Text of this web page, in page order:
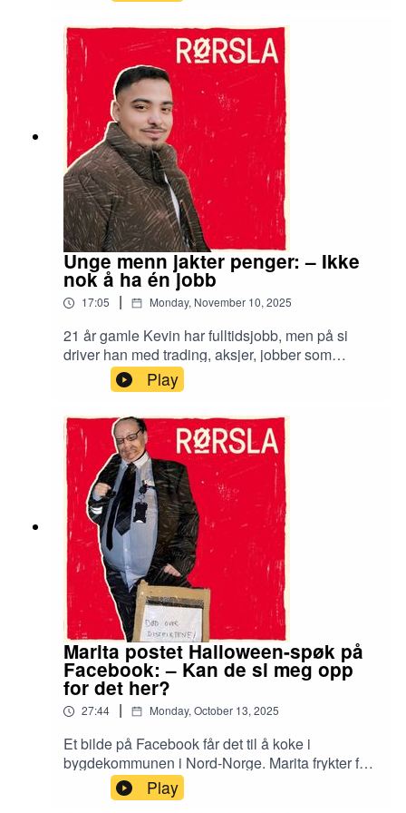
leder av avdelinga i januar i år, da forbundsstyret
satte avdelingen under administrasjon. Et knapt
halvår senere tar Solberg sitt eget forbund til
retten. Hva skjedde? Royalty-free music by
Slip.stream https://slip.stream
Unge menn jakter penger: – Ikke
nok å ha én jobb
17:05 | Monday, November 10, 2025
21 år gamle Kevin har fulltidsjobb, men på si
driver han med trading, aksjer, jobber som
fotograf og har egen business. Han og
kompisene mener det ikke er nok å jobbe kun ett
sted. Lønna skal helst bikke 60.000 før fylte 25 år,
og det er viktig å sikre seg ved å ha flere
inntektskilder. Hvor kommer pengejaget fra?
Musikk: Royalty-free music by Slip.stream
https://slip.stream
Play
Marita postet Halloween-spøk på
Facebook: – Kan de si meg opp
for det her?
27:44 | Monday, October 13, 2025
Et bilde på Facebook får det til å koke i
bygdekommunen i Nord-Norge. Marita frykter for
jobben sin etter at hun publiserer bildet av
venninna Ann Kristin som kledde seg ut som
Play